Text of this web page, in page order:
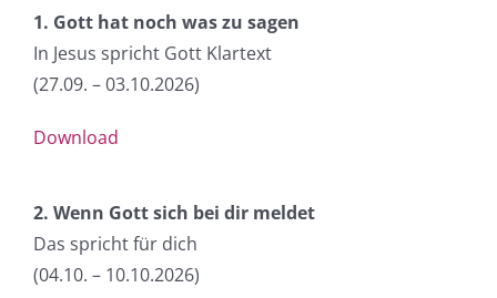
1. Gott hat noch was zu sagen
In Jesus spricht Gott Klartext
(27.09. – 03.10.2026)
Download
2. Wenn Gott sich bei dir meldet
Das spricht für dich
(04.10. – 10.10.2026)